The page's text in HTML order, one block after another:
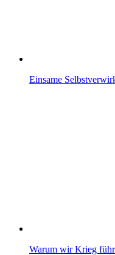
Einsame
Warum wir Krieg